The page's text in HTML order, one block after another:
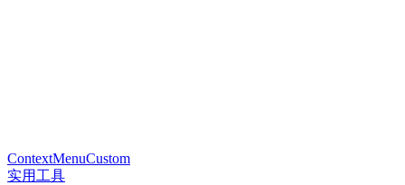
ContextMenuCustom
实用工具